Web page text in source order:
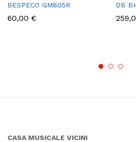
BESPECO GM805R
60,00 €
DB
CASA MUSICALE VICINI